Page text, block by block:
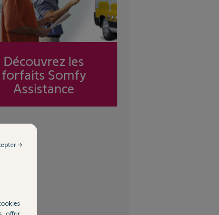
Découvrez les
forfaits Somfy
Assistance
offrir
→